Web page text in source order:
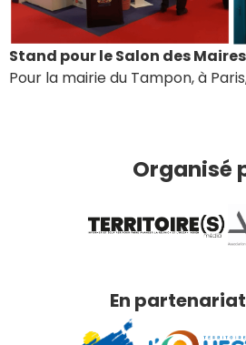
Stand pour le Salon des Maires
Pour la mairie du Tampon, à
Organisé
En